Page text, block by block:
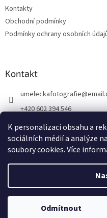
K personalizaci obsahu a
sociálních médií a analýze
soubory cookies. Více
Odmítnout
Kontakty
Obchodní podmínky
Podmínky ochrany osobních
Kontakt
umeleckafotografie@
+420 602 394 546
Facebook
Copyright 2026